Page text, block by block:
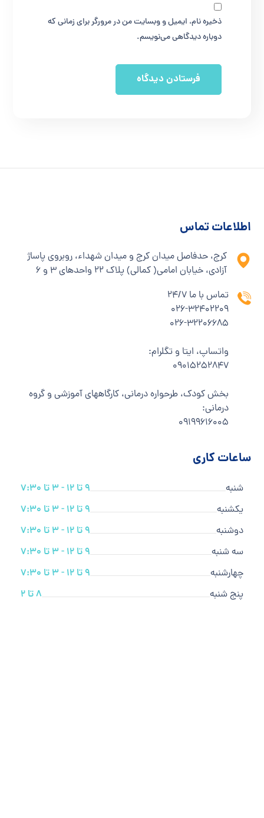
ذخیره نام، ایمیل و وبسایت من در مرورگر برای زمانی که
دوباره دیدگاهی می‌نویسم.
اطلاعات تماس
کرج، حدفاصل میدان کرج و میدان شهداء، روبروی پاساژ
آزادی، خیابان امامی( کمالی) پلاک ۲۲ واحدهای ۳ و ۶
تماس با ما 24/7
۰۲۶-۳۲۴۰۲۲۰۹
۰۲۶-۳۲۲۰۶۶۸۵
واتساپ، ایتا و تگلرام:
۰۹۰۱۵۲۵۲۸۴۷
بخش کودک، طرحواره درمانی، کارگاههای آموزشی و گروه
درمانی:
۰۹۱۹۹۶۱۶۰۰۵
ساعات کاری
شنبه
9 تا 12 - 3 تا 7:30
یکشنبه
9 تا 12 - 3 تا 7:30
دوشنبه
9 تا 12 - 3 تا 7:30
سه شنبه
9 تا 12 - 3 تا 7:30
چهارشنبه
9 تا 12 - 3 تا 7:30
پنج شنبه
8 تا 2